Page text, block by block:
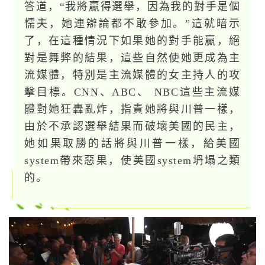
答道，“我將贏得選舉，因為我的對手是個
懦夫，她連辯論都不敢參加。”這就暗示
了，在這種情況下如果她的對手能贏，絕
對是舞弊的結果，這些自然使她更成為主
流媒體，特別是主流媒體的女主持人的攻
擊目標。CNN、ABC、 NBC這些主流媒
體對她狂轟亂炸，指責她將與川普一樣，
由於不承認選舉結果而破壞美國的民主，
她如果取勝的話將與川普一樣，給美國
system帶來惡果，使美國system坍塌之類
的。
视
频
播